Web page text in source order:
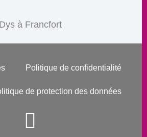
Dys à Francfort
Politique de confidentialité
de protection des données